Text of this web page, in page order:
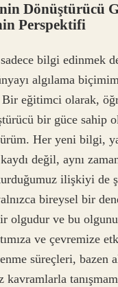
Dönüştürücü
Perspektifi
bilgi edinmek
algılama
eğitimci olarak,
bir güce sahip
Her yeni bilgi,
değil, aynı
ilişkiyi de
bireysel bir
olgudur ve bu
ve çevremize
süreçleri, bazen
kavramlarla